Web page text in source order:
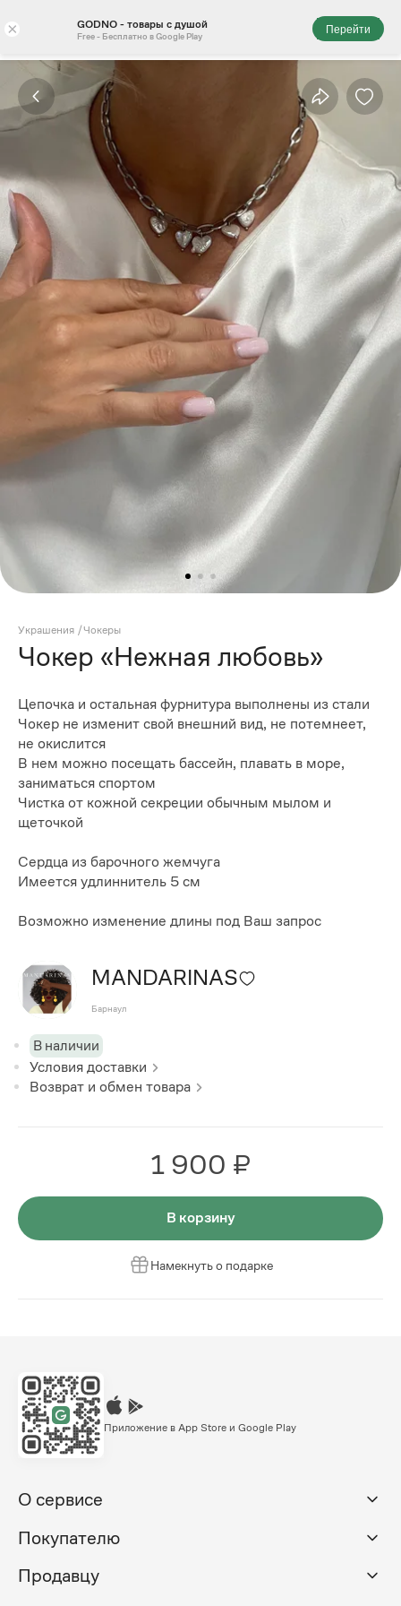
× GODNO - товары с душой
Free - Бесплатно в Google Play
Перейти
Украшения /Чокеры
Чокер «Нежная любовь»
Цепочка и остальная фурнитура выполнены из стали
Чокер не изменит свой внешний вид, не потемнеет,
не окислится
В нем можно посещать бассейн, плавать в море,
заниматься спортом
Чистка от кожной секреции обычным мылом и
щеточкой
Сердца из барочного жемчуга
Имеется удлиннитель 5 см
Возможно изменение длины под Ваш запрос
MANDARINAS
Барнаул
В наличии
Условия доставки
Возврат и обмен товара
1 900 ₽
В корзину
Намекнуть о подарке
Приложение в App Store и Google Play
О сервисе
Покупателю
Продавцу